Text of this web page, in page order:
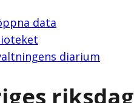
data
diarium
riksdag